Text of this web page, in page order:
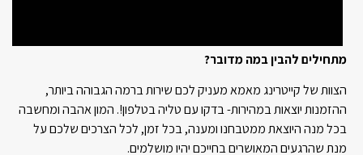
מתחילים להבין במה מדובר?
הצוות של קייטרינג מאמא מעניק לכם שירות ברמה הגבוהה ביותר,
ההזמנות יוצאות במהירות- בדקו עם טליה בטלפון!. המון אהבה ומחשבה
בכל מנה היוצאת ממטבחנו ומענה, בכל זמן, לכל הצרכים שלכם על
מנת שהרגעים המאושרים בחייכם יהיו מושלמים.